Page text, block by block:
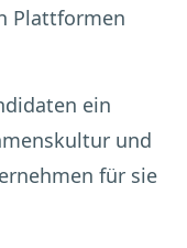
Plattformen
ein
und
für sie